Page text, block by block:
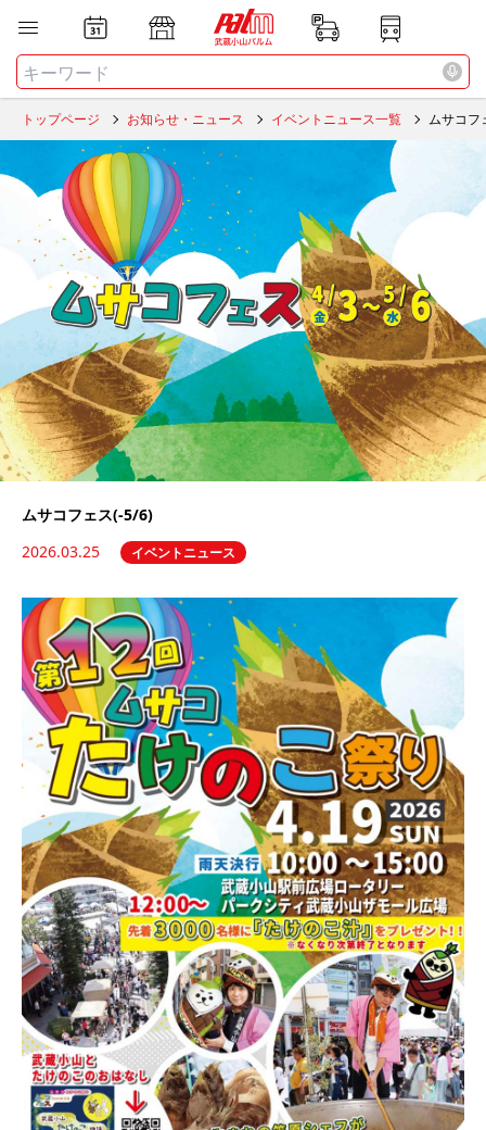
お店 ニュース 全て 検索する
トップページ お知らせ・ニュース イベントニュース一覧 ムサコフ
ムサコフェス(-5/6)
2026.03.25
イベントニュース